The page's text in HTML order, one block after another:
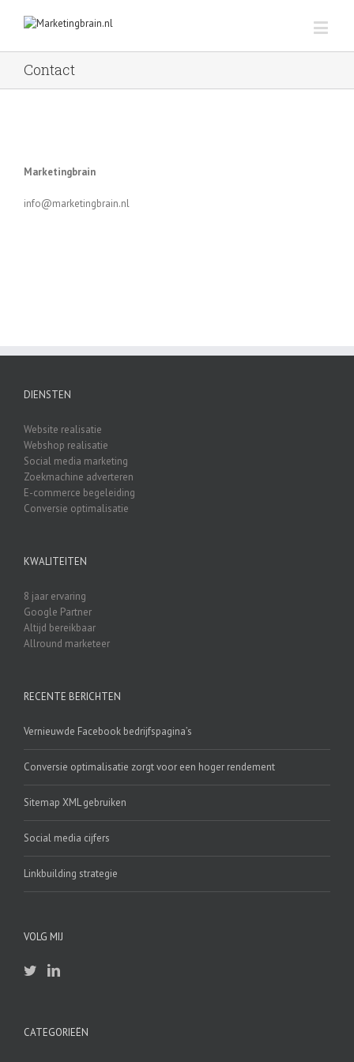
Contact
Marketingbrain
info@marketingbrain.nl
DIENSTEN
Website realisatie
Webshop realisatie
Social media marketing
Zoekmachine adverteren
E-commerce begeleiding
Conversie optimalisatie
KWALITEITEN
8 jaar ervaring
Google Partner
Altijd bereikbaar
Allround marketeer
RECENTE BERICHTEN
Vernieuwde Facebook bedrijfspagina’s
Conversie optimalisatie zorgt voor een hoger rendement
Sitemap XML gebruiken
Social media cijfers
Linkbuilding strategie
VOLG MIJ
CATEGORIEËN